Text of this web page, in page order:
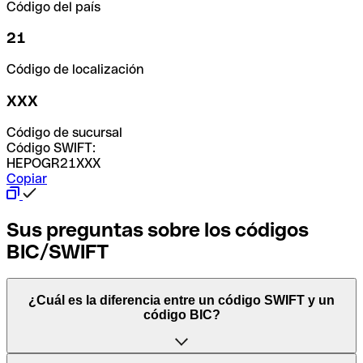
Código del país
21
Código de localización
XXX
Código de sucursal
Código SWIFT:
HEPOGR21XXX
Copiar
Sus preguntas sobre los códigos
BIC/SWIFT
¿Cuál es la diferencia entre un código SWIFT y un
código BIC?